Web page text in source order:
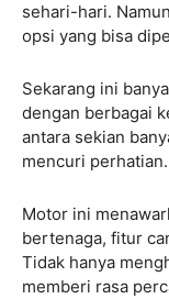
sehari-hari.
opsi yang bisa
Sekarang ini
dengan berbagai
antara sekian
mencuri perhatian.
Motor ini
bertenaga, fitur
Tidak hanya
memberi rasa